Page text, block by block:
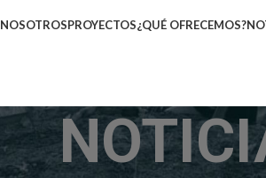
NOSOTROSPROYECTOS¿QUÉ OFRECEMOS?